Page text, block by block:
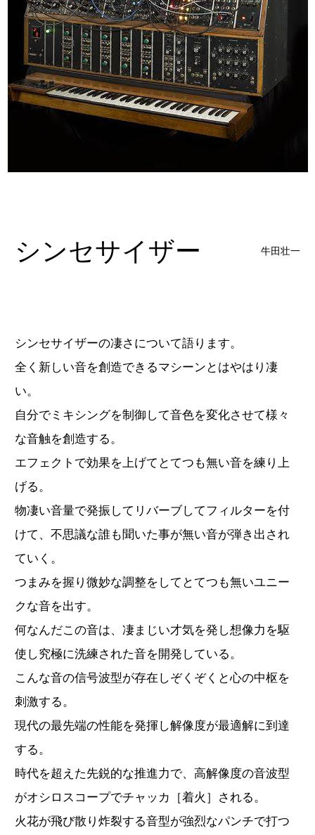
シンセサイザー 牛田壮一
シンセサイザーの凄さについて語ります。
全く新しい音を創造できるマシーンとはやはり凄
い。
自分でミキシングを制御して音色を変化させて様々
な音触を創造する。
エフェクトで効果を上げてとてつも無い音を練り上
げる。
物凄い音量で発振してリバーブしてフィルターを付
けて、不思議な誰も聞いた事が無い音が弾き出され
ていく。
つまみを握り微妙な調整をしてとてつも無いユニー
クな音を出す。
何なんだこの音は、凄まじい才気を発し想像力を駆
使し究極に洗練された音を開発している。
こんな音の信号波型が存在しぞくぞくと心の中枢を
刺激する。
現代の最先端の性能を発揮し解像度が最適解に到達
する。
時代を超えた先鋭的な推進力で、高解像度の音波型
がオシロスコープでチャッカ［着火］される。
火花が飛び散り炸裂する音型が強烈なパンチで打つ